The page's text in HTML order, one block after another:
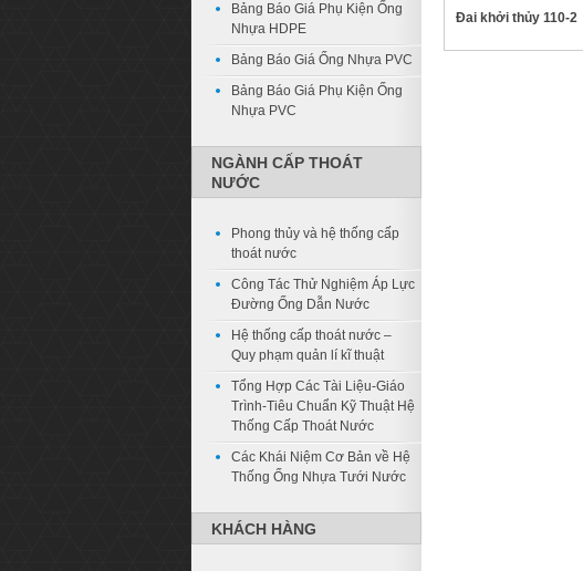
Đai khởi thủy 110-2
Bảng Báo Giá Phụ Kiện Ống
Nhựa HDPE
Bảng Báo Giá Ống Nhựa PVC
Bảng Báo Giá Phụ Kiện Ống
Nhựa PVC
NGÀNH CẤP THOÁT
NƯỚC
Phong thủy và hệ thống cấp
thoát nước
Công Tác Thử Nghiệm Áp Lực
Đường Ống Dẫn Nước
Hệ thống cấp thoát nước –
Quy phạm quản lí kĩ thuật
Tổng Hợp Các Tài Liệu-Giáo
Trình-Tiêu Chuẩn Kỹ Thuật Hệ
Thống Cấp Thoát Nước
Các Khái Niệm Cơ Bản về Hệ
Thống Ống Nhựa Tưới Nước
KHÁCH HÀNG